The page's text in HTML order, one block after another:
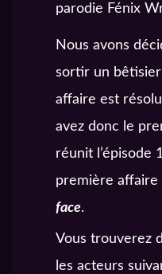
parodie Fénix
Nous avons
sortir un bêtisier
affaire est
avez donc le
réunit l’épisode
première affaire
face.
Vous trouverez
les acteurs